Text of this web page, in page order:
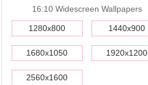
16:10 Widescreen Wallpapers
1280x800 1440x900
1680x1050 1920x1200
2560x1600